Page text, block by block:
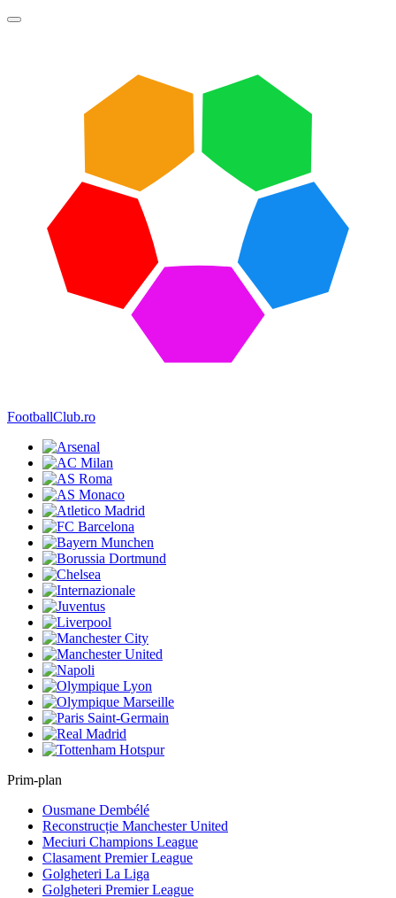
FootballClub.ro
Prim-plan
Ousmane Dembélé
Reconstrucție Manchester United
Meciuri Champions League
Clasament Premier League
Golgheteri La Liga
Golgheteri Premier League